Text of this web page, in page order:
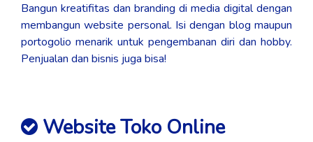
Bangun kreatifitas dan branding di media digital dengan
membangun website personal. Isi dengan blog maupun
portogolio menarik untuk pengembanan diri dan hobby.
Penjualan dan bisnis juga bisa!
Website Toko Online